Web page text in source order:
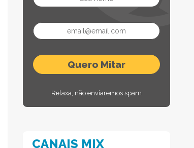
Relaxa, não enviaremos spam
CANAIS MIX